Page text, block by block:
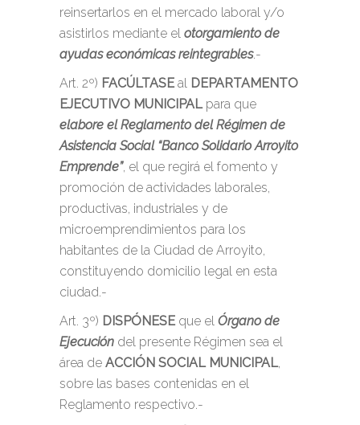
reinsertarlos en el mercado laboral y/o
asistirlos mediante el otorgamiento de
ayudas económicas reintegrables.-
Art. 2º) FACÚLTASE al DEPARTAMENTO
EJECUTIVO MUNICIPALpara que
elabore el Reglamento del Régimen de
Asistencia Social “Banco Solidario Arroyito
Emprende”, el que regirá el fomento y
promoción de actividades laborales,
productivas, industriales y de
microemprendimientos para los
habitantes de la Ciudad de Arroyito,
constituyendo domicilio legal en esta
ciudad.-
Art. 3º) DISPÓNESE que el Órgano de
Ejecución del presente Régimen sea el
área de ACCIÓN SOCIAL MUNICIPAL,
sobre las bases contenidas en el
Reglamento respectivo.-